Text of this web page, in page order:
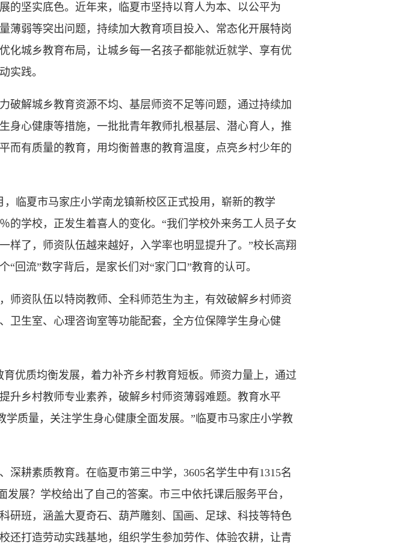
坚实底色。近年来，临夏市坚持以育人为本、以公平为
薄弱等突出问题，持续加大教育项目投入、常态化开展特岗
化城乡教育布局，让城乡每一名孩子都能就近就学、享有优
实践。
解城乡教育资源不均、基层师资不足等问题，通过持续加
身心健康等措施，一批批青年教师扎根基层、潜心育人，推
而有质量的教育，用均衡普惠的教育温度，点亮乡村少年的
夏市马家庄小学南龙镇新校区正式投用，崭新的教学
的学校，正发生着喜人的变化。“我们学校外来务工人员子女
样了，师资队伍越来越好，入学率也明显提升了。”校长高翔
回流”数字背后，是家长们对“家门口”教育的认可。
资队伍以特岗教师、全科师范生为主，有效破解乡村师资
卫生室、心理咨询室等功能配套，全方位保障学生身心健
质均衡发展，着力补齐乡村教育短板。师资力量上，通过
升乡村教师专业素养，破解乡村师资薄弱难题。教育水平
学质量，关注学生身心健康全面发展。”临夏市马家庄小学教
耕素质教育。在临夏市第三中学，3605名学生中有1315名
展？学校给出了自己的答案。市三中依托课后服务平台，
研班，涵盖大夏奇石、葫芦雕刻、国画、足球、科技等特色
还打造劳动实践基地，组织学生参加劳作、体验农耕，让青